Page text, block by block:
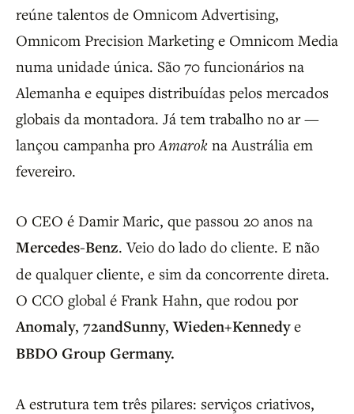
reúne talentos de Omnicom Advertising,
Omnicom Precision Marketing e Omnicom Media
numa unidade única. São 70 funcionários na
Alemanha e equipes distribuídas pelos mercados
globais da montadora. Já tem trabalho no ar —
lançou campanha pro Amarok na Austrália em
fevereiro.
O CEO é Damir Maric, que passou 20 anos na
Mercedes-Benz. Veio do lado do cliente. E não
de qualquer cliente, e sim da concorrente direta.
O CCO global é Frank Hahn, que rodou por
Anomaly, 72andSunny,Wieden+Kennedye
BBDO Group Germany.
A estrutura tem três pilares: serviços criativos,